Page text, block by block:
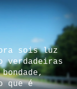
sois luz
verdadeiras
que é